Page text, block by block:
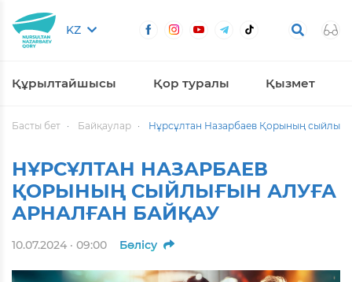
KZ
Құрылтайшысы Қор туралы Қызмет
Басты бет Байқаулар Нұрсұлтан Назарбаев Қорының
НҰРСҰЛТАН НАЗАРБАЕВ
ҚОРЫНЫҢ СЫЙЛЫҒЫН АЛУҒА
АРНАЛҒАН БАЙҚАУ
10.07.2024 · 09:00 Бөлісу